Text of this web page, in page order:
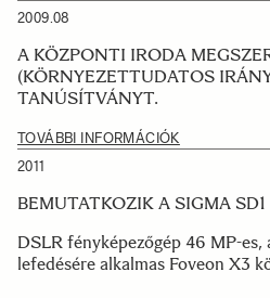
2009.08
A KÖZPONTI IRODA
(KÖRNYEZETTUDATOS
TANÚSÍTVÁNYT.
TOVÁBBI INFORMÁCIÓK
2011
BEMUTATKOZIK A SIGMA SD1
DSLR fényképezőgép 46 MP-es,
lefedésére alkalmas Foveon X3